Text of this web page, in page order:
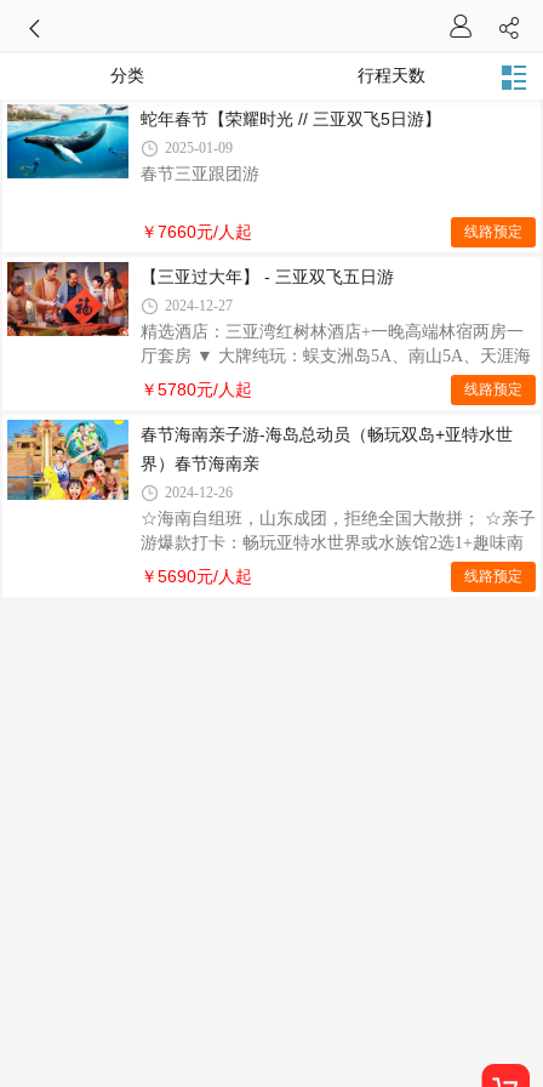
分类 行程天数
蛇年春节【荣耀时光 // 三亚双飞5日游】
2025-01-09
春节三亚跟团游
￥7660元/人起 线路预定
【三亚过大年】 - 三亚双飞五日游
2024-12-27
精选酒店：三亚湾红树林酒店+一晚高端林宿两房一
厅套房 ▼ 大牌纯玩：蜈支洲岛5A、南山5A、天涯海
角5A、享水谷热带雨林国家公园旅游度假区、后海·
皇后湾、玫瑰谷3A ▼ 畅快玩海：帆船出海（升帆、
压舷、掌舵）、赠送珊瑚礁潜水 ▼ 畅享美食：豪华
阵容、满足味蕾的“海鲜大咖餐”+黎家宴 ▼ 贴心赠
送：新春手持烟花棒、品牌矿泉水1瓶/人/天、旅行社
责任险
￥5780元/人起 线路预定
春节海南亲子游-海岛总动员（畅玩双岛+亚特水世
界）春节海南亲
2024-12-26
☆海南自组班，山东成团，拒绝全国大散拼； ☆亲子
游爆款打卡：畅玩亚特水世界或水族馆2选1+趣味南
湾猴岛+3D天幕秀，乘坐亚洲最长的跨海索道，赏疍
家鱼排独特风光； ☆疍家港湾游：游疍家港湾、参观
￥5690元/人起 线路预定